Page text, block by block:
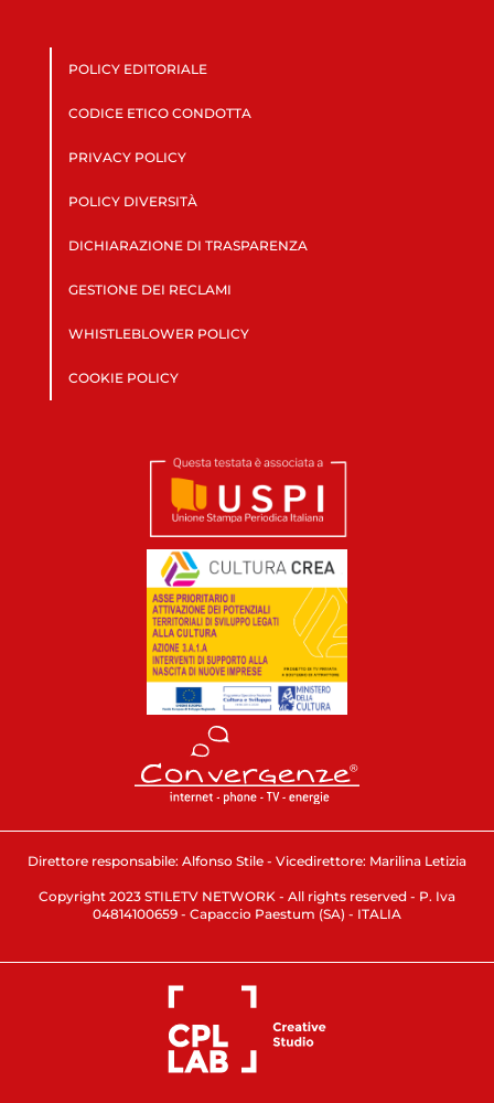
POLICY EDITORIALE
CODICE ETICO CONDOTTA
PRIVACY POLICY
POLICY DIVERSITÀ
DICHIARAZIONE DI TRASPARENZA
GESTIONE DEI RECLAMI
WHISTLEBLOWER POLICY
COOKIE POLICY
Direttore responsabile: Alfonso Stile - Vicedirettore: Marilina Letizia
Copyright 2023 STILETV NETWORK - All rights reserved - P. Iva
04814100659 - Capaccio Paestum (SA) - ITALIA